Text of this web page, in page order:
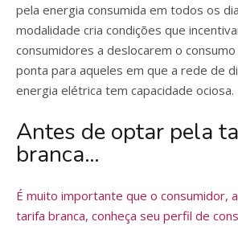
pela energia consumida em todos os
modalidade cria condições que
consumidores a deslocarem o
ponta para aqueles em que a rede de
energia elétrica tem capacidade ociosa.
Antes de optar pela
branca…
É muito importante que o consumidor,
tarifa branca, conheça seu perfil de